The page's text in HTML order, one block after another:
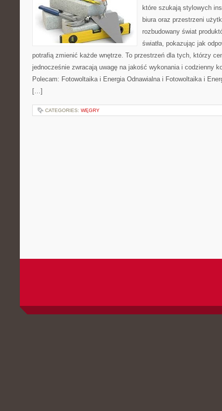
które szukają stylowych
biura oraz przestrzeni
rozbudowany świat
światła, pokazując jak
potrafią zmienić każde wnętrze. To przestrzeń dla tych, którzy
jednocześnie zwracają uwagę na jakość wykonania i codzienny
Polecam: Fotowoltaika i Energia Odnawialna i Fotowoltaika i
[…]
CATEGORIES: WĘGRY